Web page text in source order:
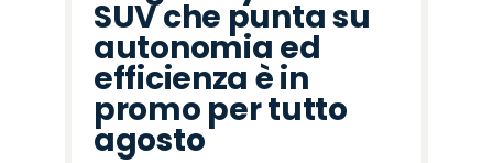
SUV che punta su
autonomia ed
efficienza è in
promo per tutto
agosto